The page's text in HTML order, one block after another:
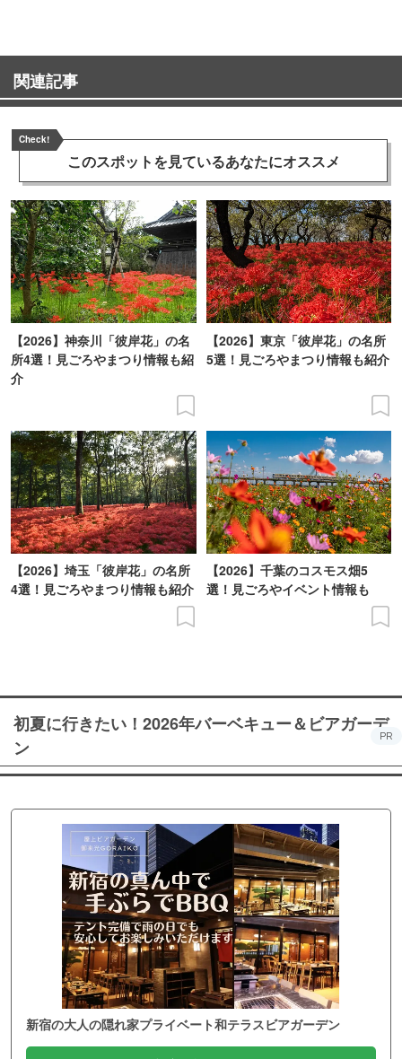
関連記事
Check!
このスポットを見ているあなたにオススメ
【2026】神奈川「彼岸花」の名
所4選！見ごろやまつり情報も紹
介
【2026】東京「彼岸花」の名所
5選！見ごろやまつり情報も紹介
【2026】埼玉「彼岸花」の名所
4選！見ごろやまつり情報も紹介
【2026】千葉のコスモス畑5
選！見ごろやイベント情報も
初夏に行きたい！2026年バーベキュー＆ビアガーデ
ン
PR
新宿の大人の隠れ家プライベート和テラスビアガーデン